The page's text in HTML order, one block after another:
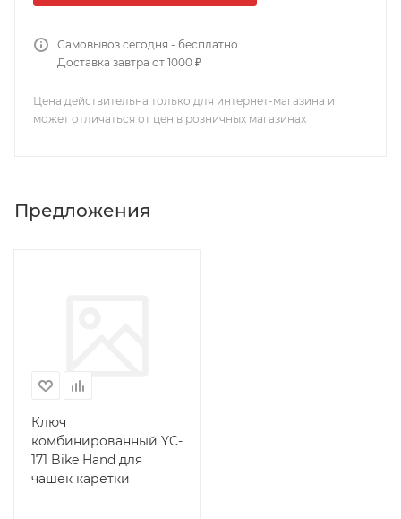
Самовывоз сегодня - бесплатно
Доставка завтра от 1000 ₽
Цена действительна только для интернет-магазина и
может отличаться от цен в розничных магазинах
Предложения
Ключ
комбинированный YC-
171 Bike Hand для
чашек каретки